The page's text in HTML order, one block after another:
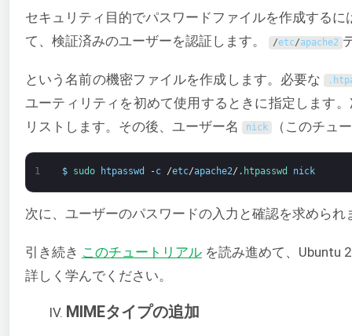
セキュリティ目的でパスワードファイルを作成するに
て、検証済みのユーザーを認証します。
/etc/apache2
という名前の機密ファイルを作成します。必要な .
ユーティリティを初めて使用するときに指定します
リストします。その後、ユーザー名
nick （このチュ
1 $ sudo htpasswd -c /etc/apache2/ . htpasswd nick
次に、ユーザーのパスワードの入力と確認を求められ
引き続き このチュートリアル を読み進めて、Ubuntu
詳しく学んでください。
MIMEタイプの追加